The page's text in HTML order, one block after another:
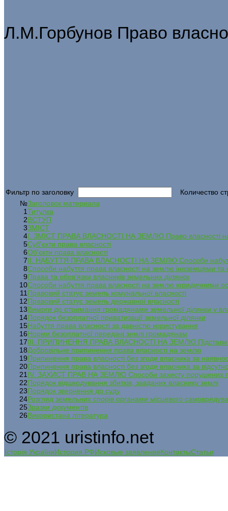
Л.М.Горбунов Право
Фильтр по заголовку
Количество
№Заголовок материала
1Титулка
2ВСТУП
3ЗМІСТ
4І. ЗМІСТ ПРАВА ВЛАСНОСТІ НА ЗЕМЛЮ Право власності
5Суб'єкти права власності
6Об'єкти права власності
7ІІ. НАБУТТЯ ПРАВА ВЛАСНОСТІ НА ЗЕМЛЮ Способи
8Способи набуття права власності на землю іноземцями
9Права та обов'язки власників земельних ділянок
10Способи набуття права власності на землю юридичними
11 Правовий статус земель комунальної власності
12Правовий статус земель державної власності
13Вимоги до отримання громадянами земельної ділянки у
14Порядок безоплатної приватизації земельної ділянки
15Набуття права власності за давністю користування
16Норми безоплатної передачі землі громадянам
17ІІІ. ПРИПИНЕННЯ ПРАВА ВЛАСНОСТІ НА ЗЕМЛЮ Підстави
18Добровільне припинення права власності на землю
19Припинення права власності без згоди власника за
20Припинення права власності без згоди власника за
21 IV. ЗАХИСТ ПРАВ НА ЗЕМЛЮ Способи захисту порушених
22Порядок відшкодування збитків, завданих власнику землі
23Порядок звернення до суду
24Розгляд земельних спорів органами місцевого
25Зразки документів
26Використана література
© 2021 uristinfo.net
Історія УкраїниИстория РФИсковые заявленияКонтактыСтатьи